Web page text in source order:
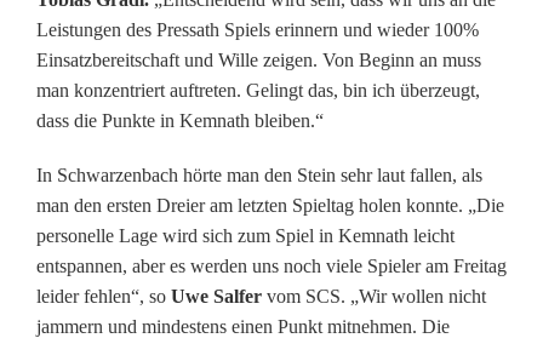
ü
h
r
e
r
D
i
Leistungen des Pressath Spiels erinnern und wieder 100%
Einsatzbereitschaft und Wille zeigen. Von Beginn an muss
man konzentriert auftreten. Gelingt das, bin ich überzeugt,
dass die Punkte in Kemnath bleiben.“
In Schwarzenbach hörte man den Stein sehr laut fallen, als
man den ersten Dreier am letzten Spieltag holen konnte. „Die
personelle Lage wird sich zum Spiel in Kemnath leicht
entspannen, aber es werden uns noch viele Spieler am Freitag
leider fehlen“, so Uwe Salfer vom SCS. „Wir wollen nicht
jammern und mindestens einen Punkt mitnehmen. Die